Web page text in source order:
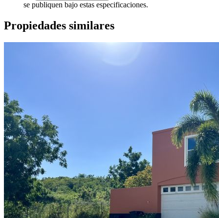
se publiquen bajo estas especificaciones.
Propiedades similares